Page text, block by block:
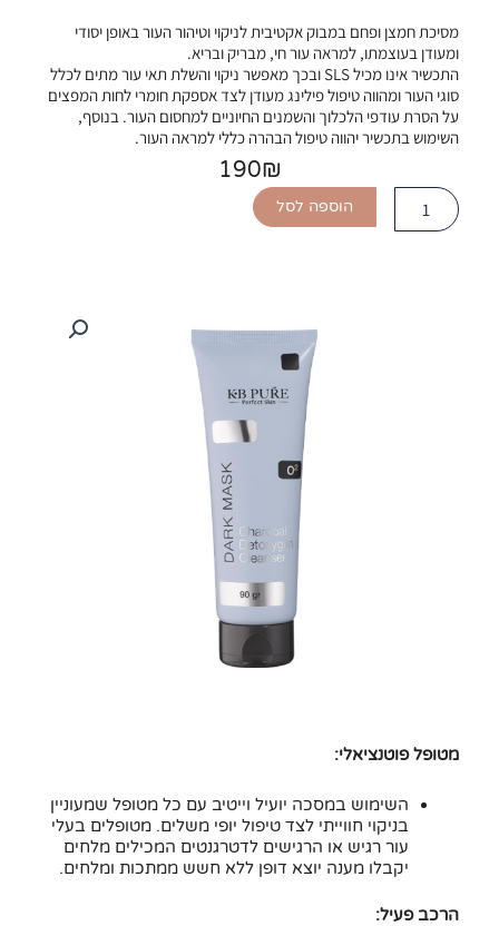
מסיכת חמצן ופחם במבוק אקטיבית לניקוי וטיהור העור באופן יסודי
ומעודן בעוצמתו, למראה עור חי, מבריק ובריא.
התכשיר אינו מכיל SLS ובכך מאפשר ניקוי והשלת תאי עור מתים לכלל
סוגי העור ומהווה טיפול פילינג מעודן לצד אספקת חומרי לחות המפצים
על הסרת עודפי הלכלוך והשמנים החיוניים למחסום העור. בנוסף,
השימוש בתכשיר יהווה טיפול הבהרה כללי למראה העור.
190₪
כמות
של
הוספה לסל
מטופל פוטנציאלי:
השימוש במסכה יועיל וייטיב עם כל מטופל שמעוניין
בניקוי חווייתי לצד טיפול יופי משלים. מטופלים בעלי
עור רגיש או הרגישים לדטרגנטים המכילים מלחים
יקבלו מענה יוצא דופן ללא חשש ממתכות ומלחים.
הרכב פעיל: